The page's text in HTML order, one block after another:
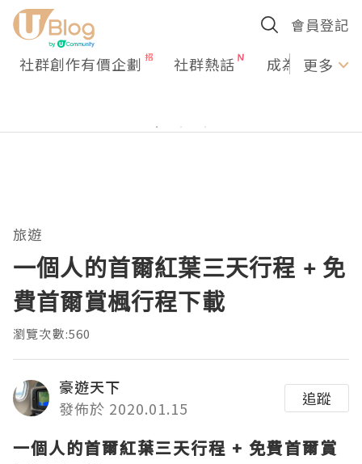
會員登記
社群創作有價企劃 社群熱話 成為U更多
旅遊
一個人的首爾紅葉三天行程 + 免
費首爾賞楓行程下載
瀏覽次數:560
豪遊天下
發佈於 2020.01.15
追蹤
一個人的首爾紅葉三天行程 + 免費首爾賞